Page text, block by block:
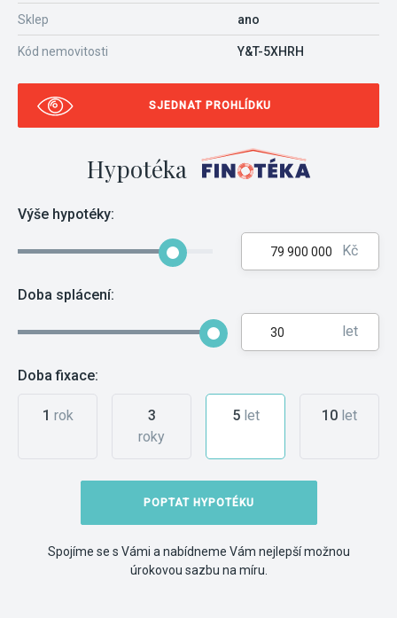
Sklep ano
Kód nemovitosti Y&T-5XHRH
SJEDNAT PROHLÍDKU
Hypotéka
Výše hypotéky:
Kč
Doba splácení:
let
Doba fixace:
1 rok
3
roky
5let 10 let
POPTAT HYPOTÉKU
Spojíme se s Vámi a nabídneme Vám nejlepší možnou
úrokovou sazbu na míru.